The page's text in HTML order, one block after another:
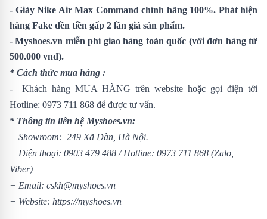
- Giày Nike Air Max Command chính hãng 100%. Phát hiện
hàng Fake đền tiền gấp 2 lần giá sản phẩm.
- Myshoes.vn miễn phí giao hàng toàn quốc (với đơn hàng từ
500.000 vnđ).
* Cách thức mua hàng :
- Khách hàng MUA HÀNG trên website hoặc gọi điện tới
Hotline: 0973 711 868 để được tư vấn.
* Thông tin liên hệ Myshoes.vn:
+ Showroom: 249 Xã Đàn, Hà Nội.
+ Điện thoại: 0903 479 488 /Hotline: 0973 711 868 (Zalo,
Viber)
+ Email: cskh@myshoes.vn
+ Website: https://myshoes.vn